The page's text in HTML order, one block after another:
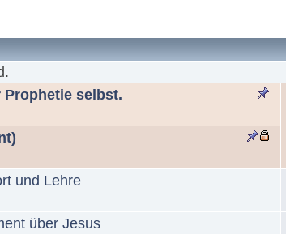
selbst.
und Lehre
über Jesus